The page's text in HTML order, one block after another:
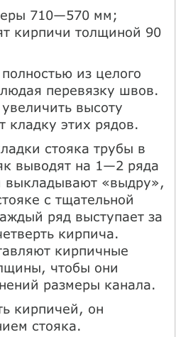
710—570 мм;
кирпичи толщиной 90
из целого
перевязку швов.
высоту
кладку этих рядов.
стояка трубы в
выводят на 1—2 ряда
выкладывают «выдру»,
с тщательной
ряд выступает за
кирпича.
кирпичные
чтобы они
размеры канала.
кирпичей, он
стояка.